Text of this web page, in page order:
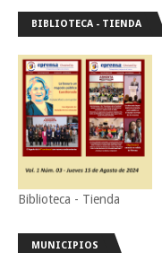
BIBLIOTECA - TIENDA
Biblioteca - Tienda
MUNICIPIOS